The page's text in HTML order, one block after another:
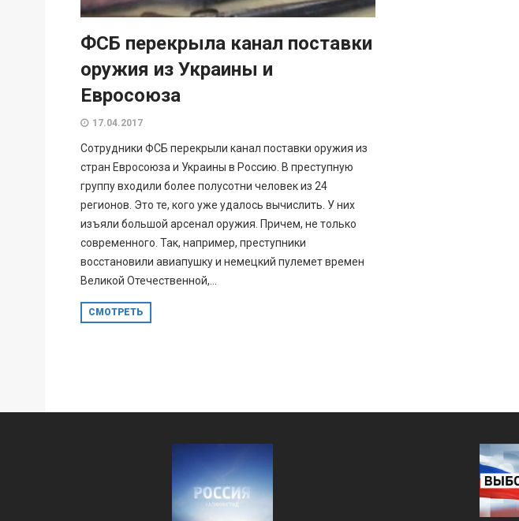
ФСБ перекрыла канал поставки
оружия из Украины и
Евросоюза
17.04.2017
Сотрудники ФСБ перекрыли канал поставки оружия из
стран Евросоюза и Украины в Россию. В преступную
группу входили более полусотни человек из 24
регионов. Это те, кого уже удалось вычислить. У них
изъяли большой арсенал оружия. Причем, не только
современного. Так, например, преступники
восстановили авиапушку и немецкий пулемет времен
Великой Отечественной,...
СМОТРЕТЬ